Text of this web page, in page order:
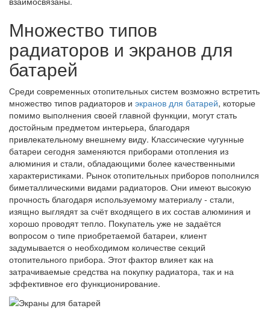
Множество типов
радиаторов и экранов для
батарей
Среди современных отопительных систем возможно встретить
множество типов радиаторов и экранов для батарей, которые
помимо выполнения своей главной функции, могут стать
достойным предметом интерьера, благодаря
привлекательному внешнему виду. Классические чугунные
батареи сегодня заменяются приборами отопления из
алюминия и стали, обладающими более качественными
характеристиками. Рынок отопительных приборов пополнился
биметаллическими видами радиаторов. Они имеют высокую
прочность благодаря используемому материалу - стали,
изящно выглядят за счёт входящего в их состав алюминия и
хорошо проводят тепло. Покупатель уже не задаётся
вопросом о типе приобретаемой батареи, клиент
задумывается о необходимом количестве секций
отопительного прибора. Этот фактор влияет как на
затрачиваемые средства на покупку радиатора, так и на
эффективное его функционирование.